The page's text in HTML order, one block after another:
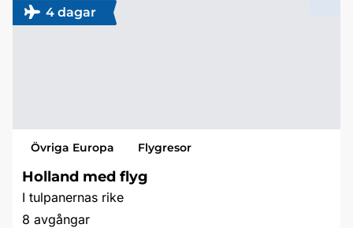
4 dagar
Övriga Europa Flygresor
Holland med flyg
I tulpanernas rike
8 avgångar